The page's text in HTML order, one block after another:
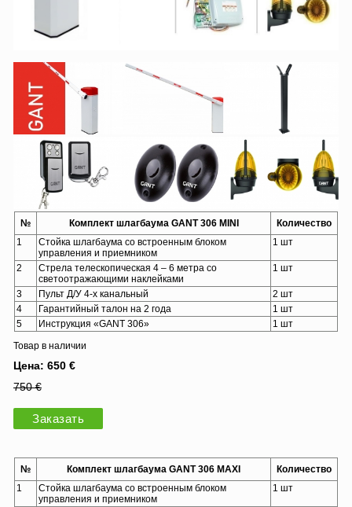
№ Комплект шлагбаума GANT 306 MINI
Количество
1
Стойка шлагбаума со встроенным блоком
управления и приемником
1 шт
2
Стрела телескопическая 4 – 6 метра со
светоотражающими наклейками
1 шт
3 Пульт Д/У 4-х канальный
2 шт
4
Гарантийный талон на 2 года
1 шт
5
Инструкция «GANT 306»
1 шт
Товар в наличии
Цена: 650 €
750 €
Заказать
№ Комплект шлагбаума GANT 306 MAXI
Количество
1
Стойка шлагбаума со встроенным блоком
управления и приемником
1 шт